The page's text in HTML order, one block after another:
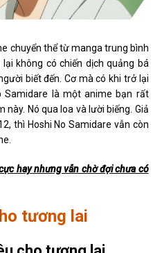
chuyển thể từ manga trung bình
không có chiến dịch quảng bá
biết đến. Cơ mà có khi trở lại
Samidare là một anime bạn rất
Nó qua loa và lười biếng. Giả
thì Hoshi No Samidare vẫn còn
hay nhưng vẫn chờ đợi chưa có
tương lai